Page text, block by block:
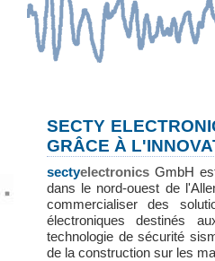
SECTY
GRÂCE À
sectyelectronics GmbH
dans le nord-ouest de
commercialiser des
électroniques destinés
technologie de sécurité
de la construction sur les